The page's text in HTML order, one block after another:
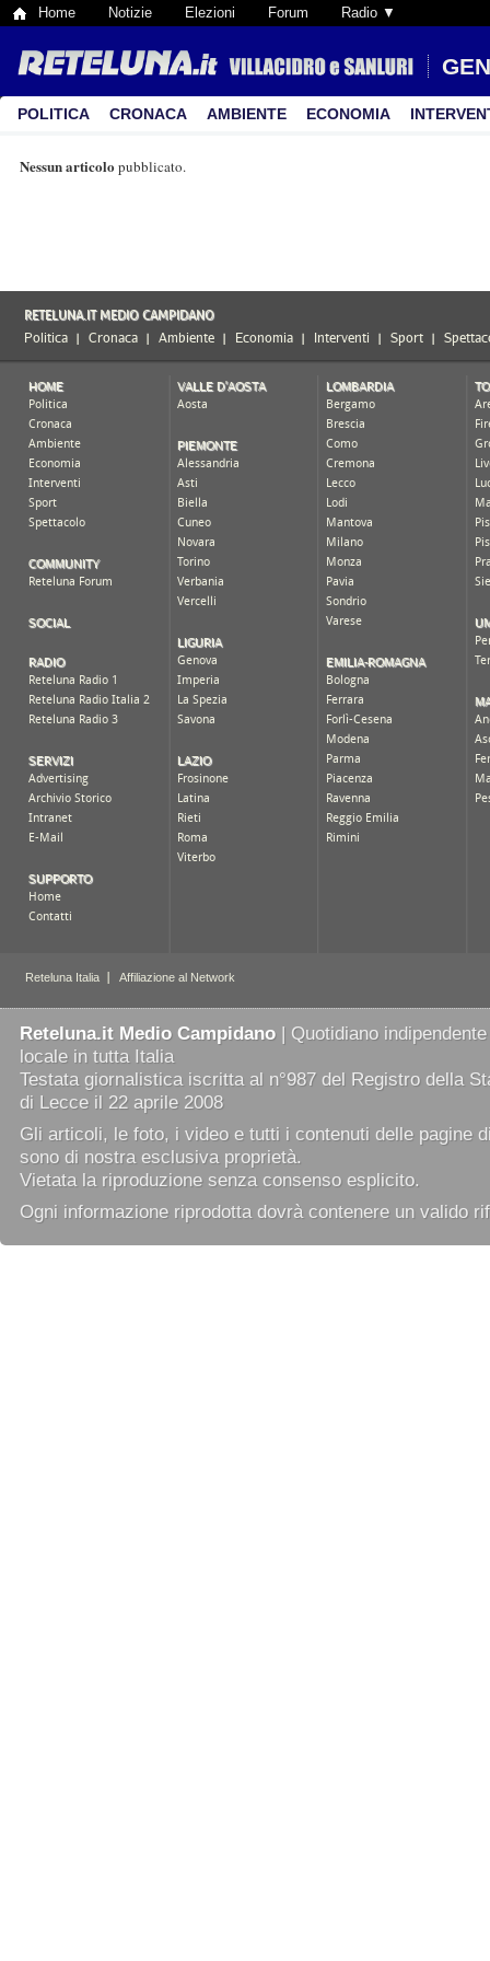
Home Notizie Elezioni Forum Radio ▼
POLITICA CRONACA AMBIENTE ECONOMIA
Nessun articolo pubblicato.
Reteluna.it Medio Campidano | Quotidiano
locale in tutta Italia
Testata giornalistica iscritta al n°987 del Registro della
di Lecce il 22 aprile 2008
Gli articoli, le foto, i video e tutti i contenuti delle pagine
sono di nostra esclusiva proprietà.
Vietata la riproduzione senza consenso esplicito.
Ogni informazione riprodotta dovrà contenere un valido